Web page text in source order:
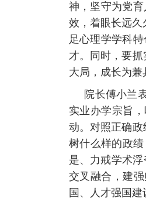
神，坚守为党
效，着眼长远久
足心理学学科
才。同时，要
大局，成长为
院长傅小兰
实业办学宗旨
动。对照正确
树什么样的政
是、力戒学术
交叉融合，建
国、人才强国